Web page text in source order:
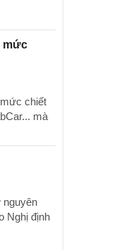
mức
chiết
mà
nguyên
Nghị định